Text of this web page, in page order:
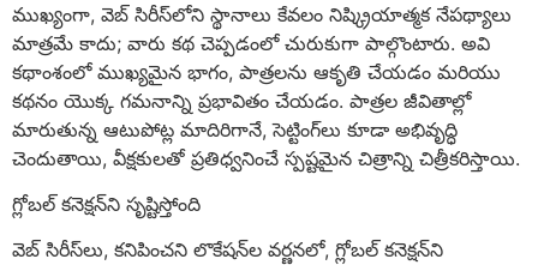
ముఖ్యంగా, వెబ్ సిరీస్‌లోని స్థానాలు కేవలం నిష్క్రియాత్మక నేపథ్యాలు
మాత్రమే కాదు; వారు కథ చెప్పడంలో చురుకుగా పాల్గొంటారు. అవి
కథాంశంలో ముఖ్యమైన భాగం, పాత్రలను ఆకృతి చేయడం మరియు
కథనం యొక్క గమనాన్ని ప్రభావితం చేయడం. పాత్రల జీవితాల్లో
మారుతున్న ఆటుపోట్ల మాదిరిగానే, సెట్టింగ్‌లు కూడా అభివృద్ధి
చెందుతాయి, వీక్షకులతో ప్రతిధ్వనించే స్పష్టమైన చిత్రాన్ని చిత్రీకరిస్తాయి.
గ్లోబల్ కనెక్షన్‌ని సృష్టిస్తోంది
వెబ్ సిరీస్‌లు, కనిపించని లొకేషన్‌ల వర్ణనలో, గ్లోబల్ కనెక్షన్‌ని